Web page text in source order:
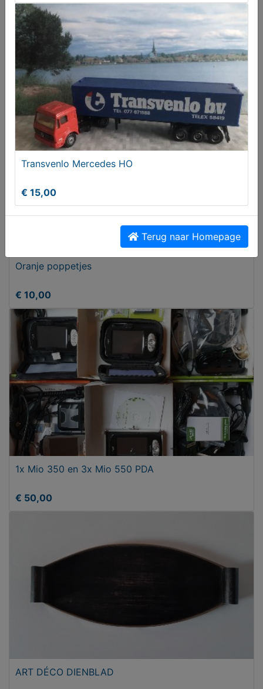
VTE Daf 3300. Venlo HO
€ 12,50
Oranje poppetjes
€ 10,00
1x Mio 350 en 3x Mio 550 PDA
€ 50,00
ART DÉCO DIENBLAD
Transvenlo Mercedes HO
€ 15,00
Terug naar Homepage